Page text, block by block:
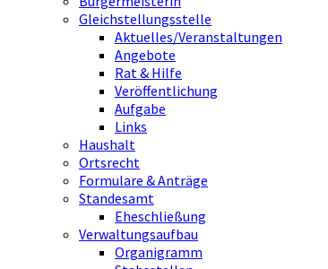
Gleichstellungsstelle
Aktuelles/Veranstaltungen
Angebote
Rat & Hilfe
Veröffentlichung
Aufgabe
Links
Haushalt
Ortsrecht
Formulare & Anträge
Standesamt
Eheschließung
Verwaltungsaufbau
Organigramm